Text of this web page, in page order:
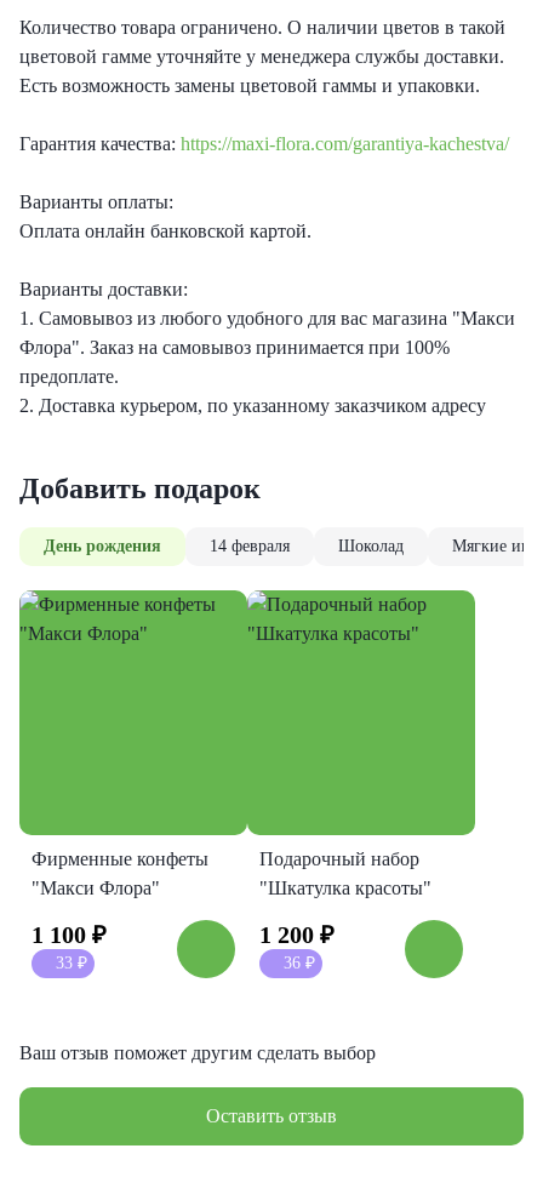
Количество товара ограничено. О наличии цветов в такой
цветовой гамме уточняйте у менеджера службы доставки.
Есть возможность замены цветовой гаммы и упаковки.
Гарантия качества: https://maxi-flora.com/garantiya-kachestva/
Варианты оплаты:
Оплата онлайн банковской картой.
Варианты доставки:
1. Самовывоз из любого удобного для вас магазина "Макси
Флора". Заказ на самовывоз принимается при 100%
предоплате.
2. Доставка курьером, по указанному заказчиком адресу
Добавить подарок
День рождения 14 февраля Шоколад Мягкие
Фирменные конфеты
"Макси Флора"
1 100 ₽
33 ₽
Подарочный набор
"Шкатулка красоты"
1 200 ₽
36 ₽
Ваш отзыв поможет другим сделать выбор
Оставить отзыв